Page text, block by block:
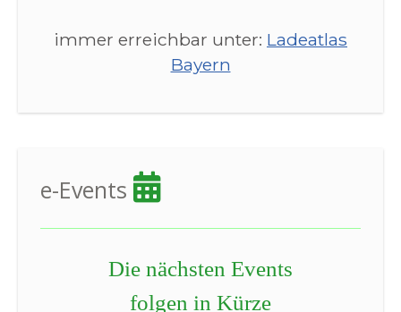
immer erreichbar unter: Ladeatlas
Bayern
e-Events
Die nächsten Events
folgen in Kürze